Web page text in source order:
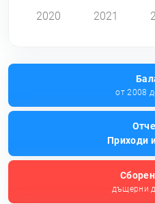
2020 2021
от 2008
Приходи
дъщерни